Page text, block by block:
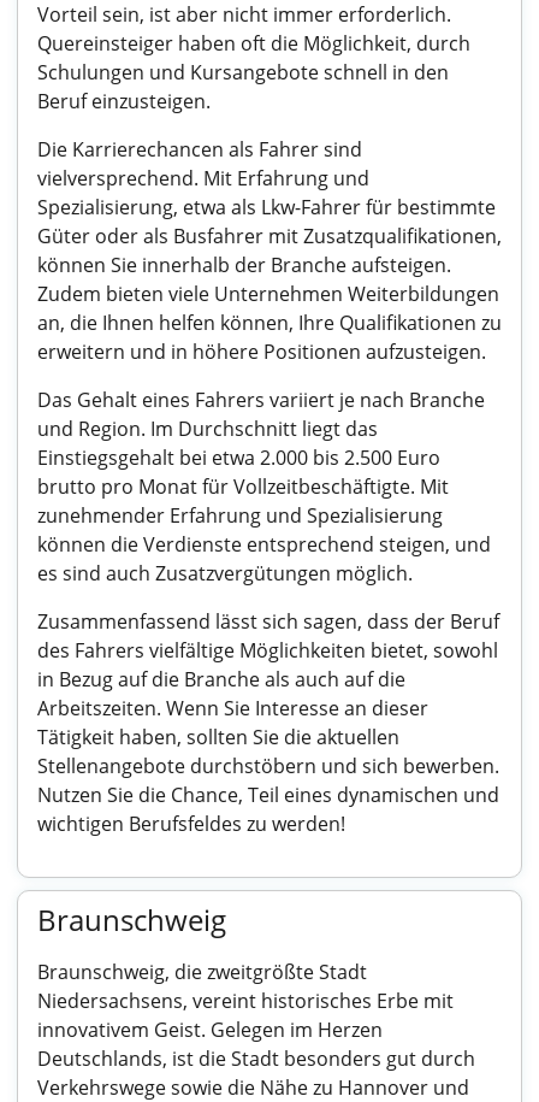
Vorteil sein, ist aber nicht immer erforderlich.
Quereinsteiger haben oft die Möglichkeit, durch
Schulungen und Kursangebote schnell in den
Beruf einzusteigen.
Die Karrierechancen als Fahrer sind
vielversprechend. Mit Erfahrung und
Spezialisierung, etwa als Lkw-Fahrer für bestimmte
Güter oder als Busfahrer mit Zusatzqualifikationen,
können Sie innerhalb der Branche aufsteigen.
Zudem bieten viele Unternehmen Weiterbildungen
an, die Ihnen helfen können, Ihre Qualifikationen zu
erweitern und in höhere Positionen aufzusteigen.
Das Gehalt eines Fahrers variiert je nach Branche
und Region. Im Durchschnitt liegt das
Einstiegsgehalt bei etwa 2.000 bis 2.500 Euro
brutto pro Monat für Vollzeitbeschäftigte. Mit
zunehmender Erfahrung und Spezialisierung
können die Verdienste entsprechend steigen, und
es sind auch Zusatzvergütungen möglich.
Zusammenfassend lässt sich sagen, dass der Beruf
des Fahrers vielfältige Möglichkeiten bietet, sowohl
in Bezug auf die Branche als auch auf die
Arbeitszeiten. Wenn Sie Interesse an dieser
Tätigkeit haben, sollten Sie die aktuellen
Stellenangebote durchstöbern und sich bewerben.
Nutzen Sie die Chance, Teil eines dynamischen und
wichtigen Berufsfeldes zu werden!
Braunschweig
Braunschweig, die zweitgrößte Stadt
Niedersachsens, vereint historisches Erbe mit
innovativem Geist. Gelegen im Herzen
Deutschlands, ist die Stadt besonders gut durch
Verkehrswege sowie die Nähe zu Hannover und